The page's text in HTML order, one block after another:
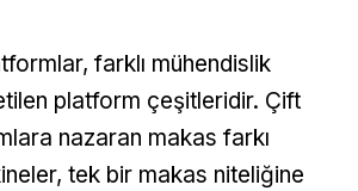
farklı mühendislik
platform çeşitleridir. Çift
nazaran makas farkı
tek bir makas niteliğine